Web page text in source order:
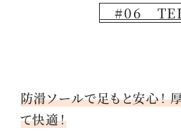
#06
防滑ソールで足もと安心！
て快適！